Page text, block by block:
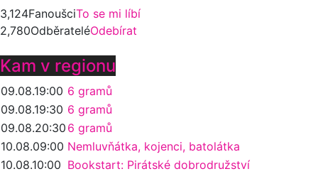
3,124FanoušciTo se mi líbí
2,780OdběrateléOdebírat
Kam v regionu
09.08.19:00 6 gramů
09.08.19:30 6 gramů
09.08.20:30 6 gramů
10.08.09:00 Nemluvňátka, kojenci, batolátka
10.08.10:00 Bookstart: Pirátské dobrodružství